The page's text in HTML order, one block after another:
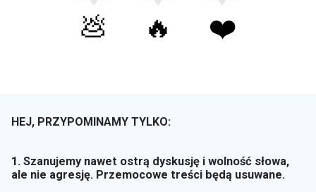
💩 🔥 ❤️
HEJ, PRZYPOMINAMY TYLKO:
1. Szanujemy nawet ostrą dyskusję i wolność słowa,
ale nie agresję. Przemocowe treści będą usuwane.